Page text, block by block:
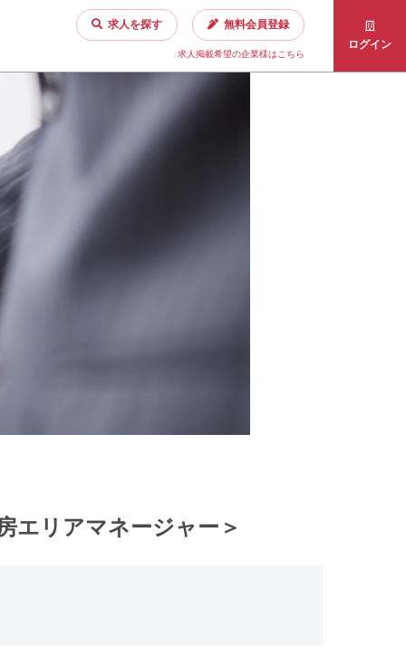
求人を探す 無料会員登録
求人掲載希望の企業様はこちら
ログイン
エリアマネージャー＞